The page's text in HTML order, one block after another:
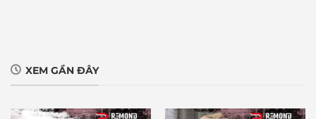
XEM GẦN ĐÂY